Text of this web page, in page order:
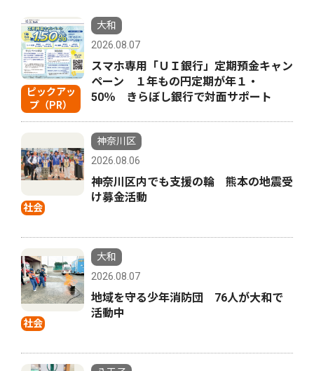
ピックアッ
プ（PR）
大和
2026.08.07
スマホ専用「ＵＩ銀行」定期預金キャン
ペーン １年もの円定期が年１・
50％ きらぼし銀行で対面サポート
社会
神奈川区
2026.08.06
神奈川区内でも支援の輪 熊本の地震受
け募金活動
社会
大和
2026.08.07
地域を守る少年消防団 76人が大和で
活動中